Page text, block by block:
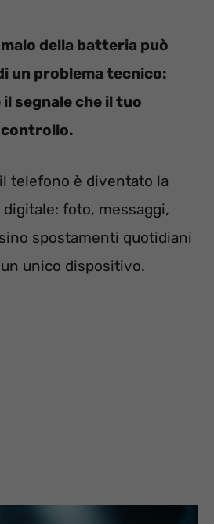
della batteria può
un problema tecnico:
segnale che il tuo
telefono è diventato la
foto, messaggi,
spostamenti quotidiani
unico dispositivo.